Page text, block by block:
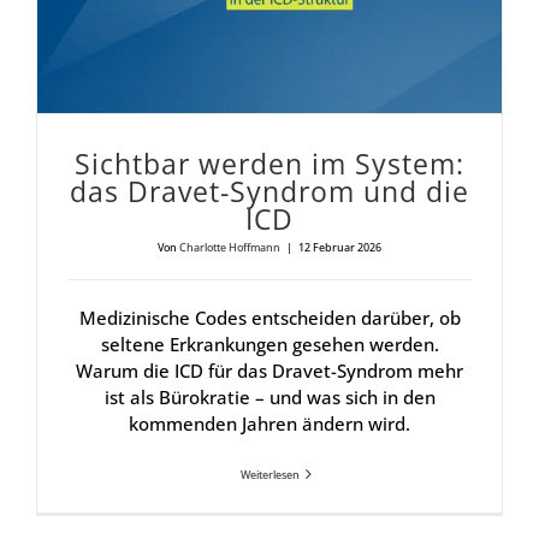
Sicht­bar wer­den im Sys­tem:
das Dra­vet-Syn­drom und die
ICD
Von Charlotte Hoffmann | 12 Februar 2026
Medizinische Codes entscheiden darüber, ob
seltene Erkrankungen gesehen werden.
Warum die ICD für das Dravet-Syndrom mehr
ist als Bürokratie – und was sich in den
kommenden Jahren ändern wird.
Weiterlesen